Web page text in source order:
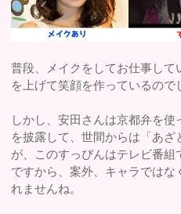
普段、メイクをしてお仕事して
を上げて笑顔を作っているので
しかし、安田さんは京都弁を
を披露して、世間からは「あ
が、このすっぴんはテレビ番組
ですから、案外、キャラでは
れませんね。